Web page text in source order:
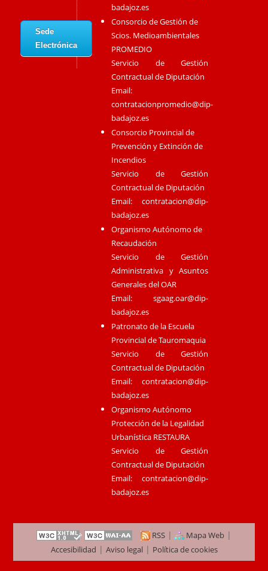
Sede
Electrónica
badajoz.es
Consorcio de Gestión de
Scios. Medioambientales
PROMEDIO
Servicio de Gestión
Contractual de Diputación
Email:
contratacionpromedio@dip-
badajoz.es
Consorcio Provincial de
Prevención y Extinción de
Incendios
Servicio de Gestión
Contractual de Diputación
Email:contratacion@dip-
badajoz.es
Organismo Autónomo de
Recaudación
Servicio de Gestión
Administrativa y Asuntos
Generales del OAR
Email:sgaag.oar@dip-
badajoz.es
Patronato de la Escuela
Provincial de Tauromaquia
Servicio de Gestión
Contractual de Diputación
Email:contratacion@dip-
badajoz.es
Organismo Autónomo
Protección de la Legalidad
Urbanística RESTAURA
Servicio de Gestión
Contractual de Diputación
Email:contratacion@dip-
badajoz.es
RSS | Mapa Web |
Accesibilidad | Aviso legal| Política de cookies